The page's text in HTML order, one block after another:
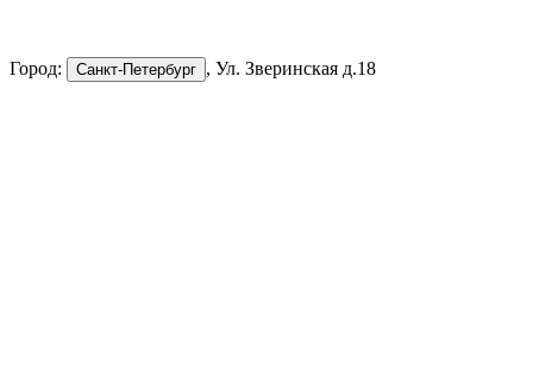
Город: Санкт-Петербург , Ул. Зверинская д.18